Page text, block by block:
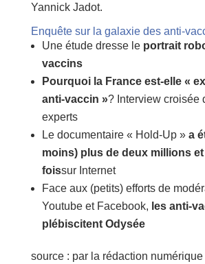
Yannick Jadot.
Enquête sur la galaxie des anti-
Une étude dresse le portrait
vaccins
Pourquoi la France est-elle «
anti-vaccin »? Interview croisée
experts
Le documentaire « Hold-Up » a
moins) plus de deux millions
foissur Internet
Face aux (petits) efforts de
Youtube et Facebook, les anti-
plébiscitent Odysée
source : par la rédaction